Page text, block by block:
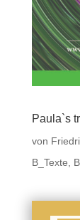
Paula`s
von
B_Texte,